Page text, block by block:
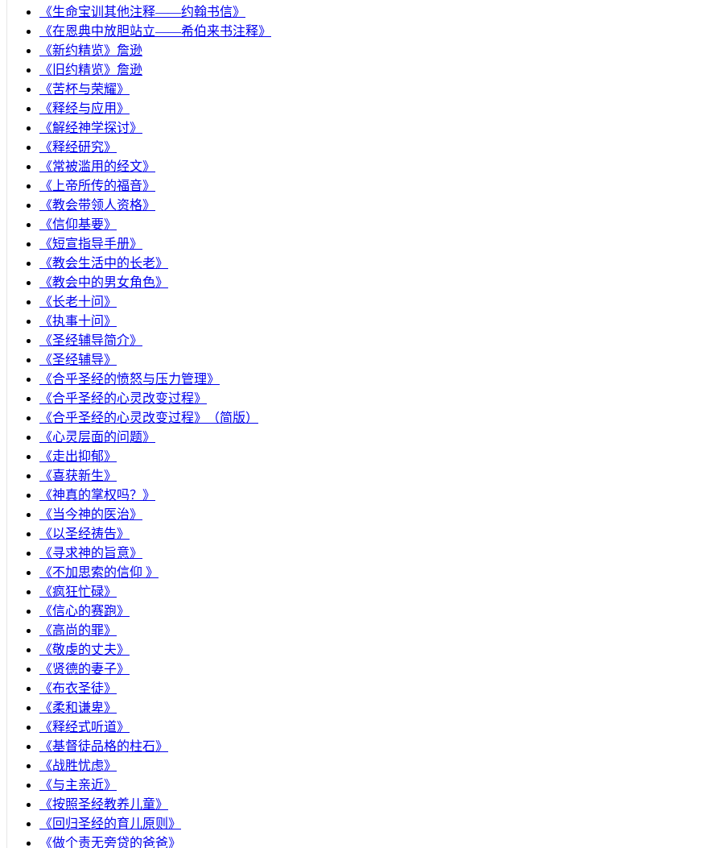
《生命宝训其他注释——约翰书信》
《在恩典中放胆站立——希伯来书注释》
《新约精览》詹逊
《旧约精览》詹逊
《苦杯与荣耀》
《释经与应用》
《解经神学探讨》
《释经研究》
《常被滥用的经文》
《上帝所传的福音》
《教会带领人资格》
《信仰基要》
《短宣指导手册》
《教会生活中的长老》
《教会中的男女角色》
《长老十问》
《执事十问》
《圣经辅导简介》
《圣经辅导》
​《合乎圣经的愤怒与压力管理》
《合乎圣经的心灵改变过程》
《合乎圣经的心灵改变过程》（简版）
《心灵层面的问题》
《走出抑郁》
《喜获新生》
《神真的掌权吗？》
《当今神的医治》
《以圣经祷告》
《寻求神的旨意》
《不加思索的信仰 》
《疯狂忙碌》
《信心的赛跑》
《高尚的罪》
《敬虔的丈夫》
《贤德的妻子》
《布衣圣徒》
《柔和谦卑》
《释经式听道》
《基督徒品格的柱石》
《战胜忧虑》
《与主亲近》
《按照圣经教养儿童》
《回归圣经的育儿原则》
《做个责无旁贷的爸爸》